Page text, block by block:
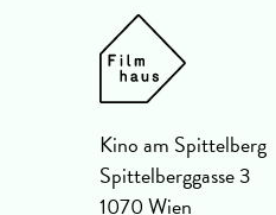
Kino am Spittelberg
Spittelberggasse 3
1070 Wien